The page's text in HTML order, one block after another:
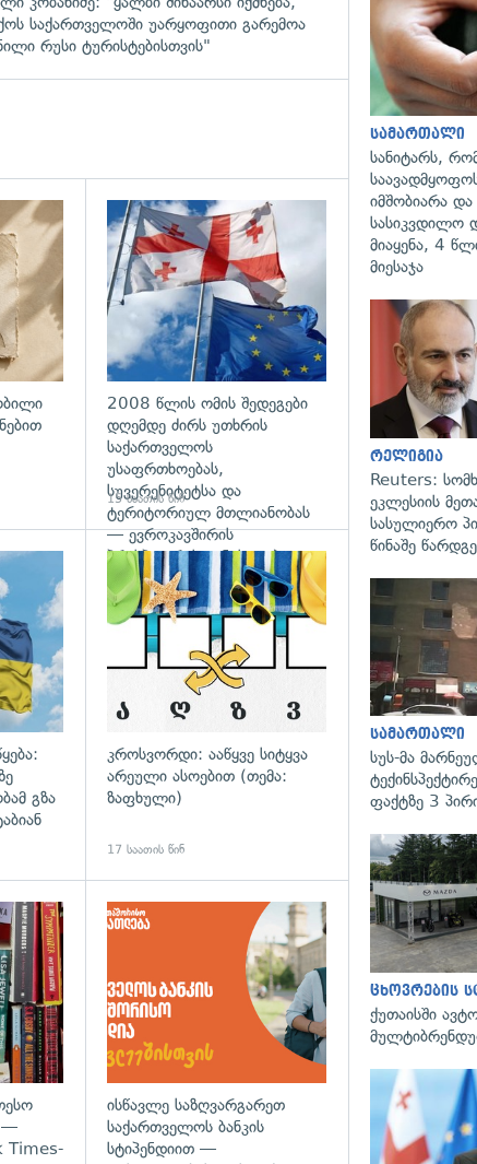
საქართველოში უარყოფითი გარემოა
რუსი ტურისტებისთვის"
გადახედვა
2008 წლის ომის შედეგები
დღემდე ძირს უთხრის
საქართველოს
უსაფრთხოებას,
სუვერენიტეტსა და
ტერიტორიულ მთლიანობას
— ევროკავშირის
პრესპიკერის განცხადება
15 საათის წინ
გადახედვა
გზა
კროსვორდი: ააწყვე სიტყვა
არეული ასოებით (თემა:
ზაფხული)
17 საათის წინ
გადახედვა
—
Times-
ისწავლე საზღვარგარეთ
საქართველოს ბანკის
სტიპენდიით —
სამართალი
სანიტარს,
იმშობიარა
სასიკვდილო
მიაყენა, 4
მიესაჯა
რელიგია
Reuters:
ეკლესიის
სასულიერო
წინაშე
სამართალი
სუს-მა
ფაქტზე 3
ცხოვრების
ქუთაისში